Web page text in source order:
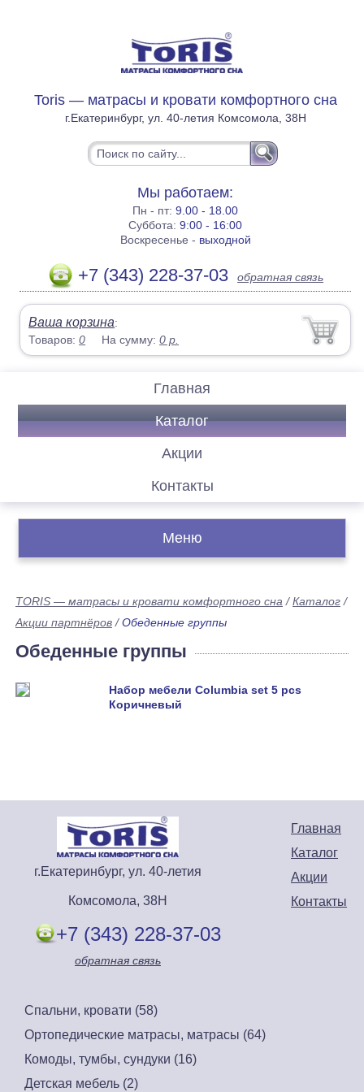
Toris — матрасы и кровати комфортного сна
г.Екатеринбург, ул. 40-летия Комсомола, 38Н
Мы работаем:
Пн - пт:9.00 - 18.00
Суббота:9:00 - 16:00
Воскресенье - выходной
+7 (343) 228-37-03 обратная связь
Ваша корзина:
Товаров:0 На сумму:0 р.
Главная
Каталог
Акции
Контакты
Меню
TORIS — матрасы и кровати комфортного сна /Каталог /
Акции партнёров /Обеденные группы
Обеденные группы
Набор мебели Columbia set 5 pcs
Коричневый
Главная
Каталог
Акции
Контакты
г.Екатеринбург, ул. 40-летия
Комсомола, 38Н
+7 (343) 228-37-03
обратная связь
Спальни, кровати (58)
Ортопедические матрасы, матрасы (64)
Комоды, тумбы, сундуки (16)
Детская мебель (2)